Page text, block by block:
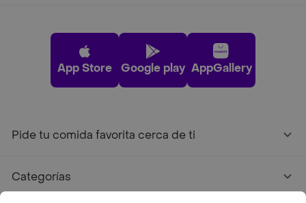
App Store Google play AppGallery
Pide tu comida favorita cerca de ti
Categorías